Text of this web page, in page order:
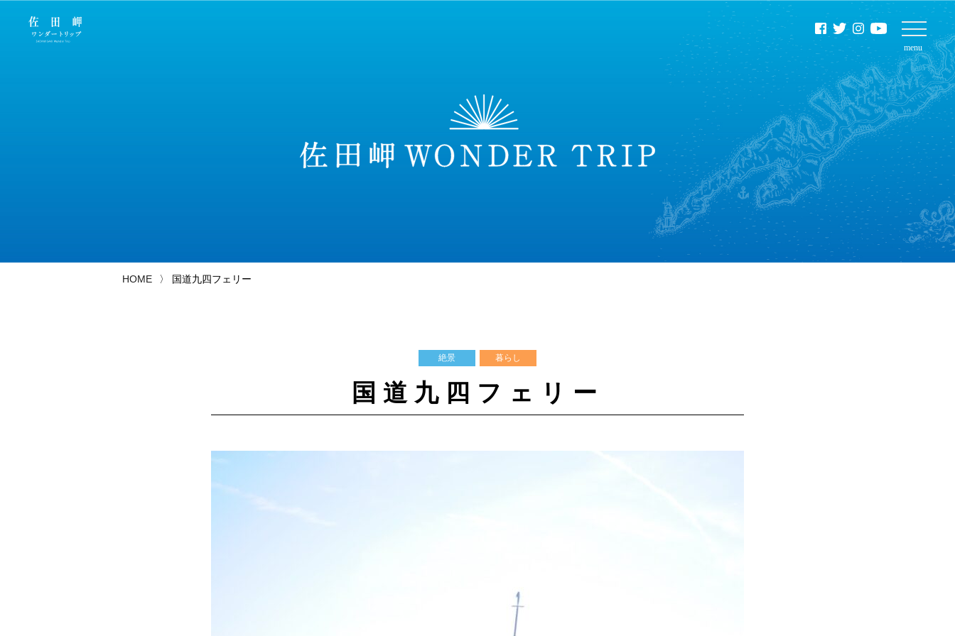
HOME 国道九四フェリー
絶景 暮らし
国道九四フェリー